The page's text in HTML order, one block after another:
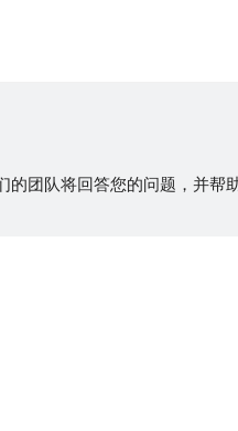
团队将回答您的问题，并帮助